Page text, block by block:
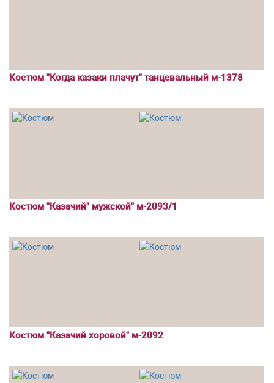
Костюм "Когда казаки плачут" танцевальный м-1378
Костюм "Казачий" мужской" м-2093/1
Костюм "Казачий хоровой" м-2092